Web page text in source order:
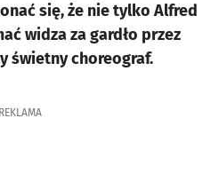
się, że nie tylko Alfred
widza za gardło przez
świetny choreograf.
REKLAMA